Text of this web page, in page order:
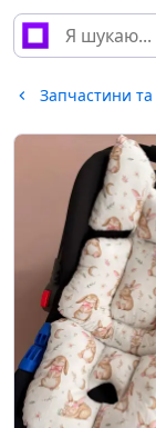
Запчастини та